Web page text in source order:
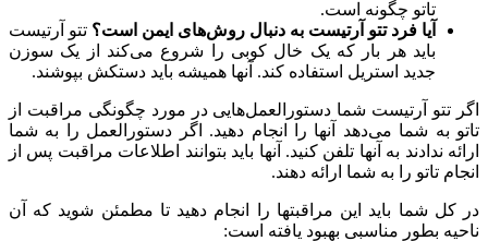
تاتو چگونه است.
آیا فرد تتو آرتیست به دنبال روش‌های ایمن است؟ تتو آرتیست
باید هر بار که یک خال کوبی را شروع می‌کند از یک سوزن
جدید استریل استفاده کند. آنها همیشه باید دستکش بپوشند.
اگر تتو آرتیست شما دستورالعمل‌هایی در مورد چگونگی مراقبت از
تاتو به شما می‌دهد آنها را انجام دهید. اگر دستورالعمل را به شما
ارائه ندادند به آنها تلفن کنید. آنها باید بتوانند اطلاعات مراقبت پس از
انجام تاتو را به شما ارائه دهند.
در کل شما باید این مراقبتها را انجام دهید تا مطمئن شوید که آن
ناحیه بطور مناسبی بهبود یافته است: